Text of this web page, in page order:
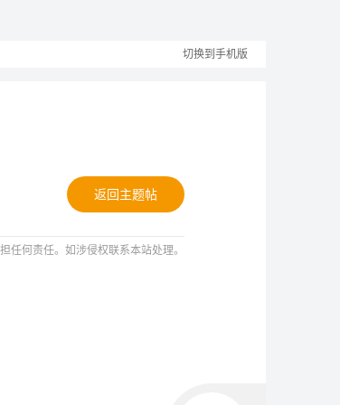
切换到手机版
返回主题帖
任何责任。如涉侵权联系本站处理。